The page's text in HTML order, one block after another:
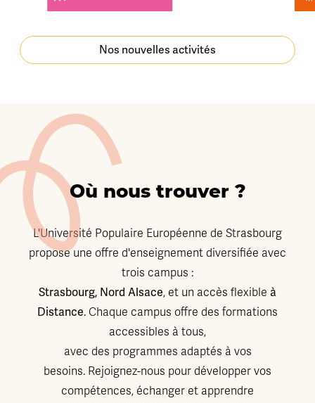
Nos nouvelles activités
Où nous trouver ?
L'Université Populaire Européenne de Strasbourg
propose une offre d'enseignement diversifiée avec
trois campus :
Strasbourg, Nord Alsace, et un accès flexible à
Distance. Chaque campus offre des formations
accessibles à tous,
avec des programmes adaptés à vos
besoins. Rejoignez-nous pour développer vos
compétences, échanger et apprendre